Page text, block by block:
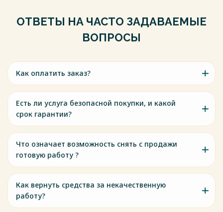
ОТВЕТЫ НА ЧАСТО ЗАДАВАЕМЫЕ
ВОПРОСЫ
Как оплатить заказ?
Есть ли услуга безопасной покупки, и какой
срок гарантии?
Что означает возможность снять с продажи
готовую работу ?
Как вернуть средства за некачественную
работу?